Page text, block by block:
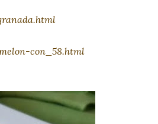
con_58.html